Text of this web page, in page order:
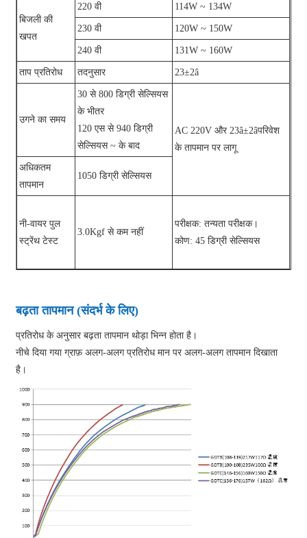
बिजली की
खपत
220 वी 114W ~ 134W
230 वी 120W ~ 150W
240 वी 131W ~ 160W
ताप प्रतिरोध तदनुसार 23±2â
उगने का समय
30 से 800 डिग्री सेल्सियस
के भीतर
120 एस से 940 डिग्री
सेल्सियस ~ के बाद
AC 220V और 23â±2âपरिवेश
के तापमान पर लागू
अधिकतम
तापमान
1050 डिग्री सेल्सियस
नी-वायर पुल
स्ट्रेंथ टेस्ट
3.0Kgf से कम नहीं
परीक्षक: तन्यता परीक्षक।
कोण: 45 डिग्री सेल्सियस
बढ़ता तापमान (संदर्भ के लिए)
प्रतिरोध के अनुसार बढ़ता तापमान थोड़ा भिन्न होता है।
नीचे दिया गया ग्राफ़ अलग-अलग प्रतिरोध मान पर अलग-अलग तापमान दिखाता
है।